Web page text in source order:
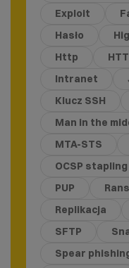
Exploit
Hasło
Http
Intranet
Klucz SSH
Man in the
MTA-STS
OCSP stapling
PUP
Replikacja
SFTP
Spear